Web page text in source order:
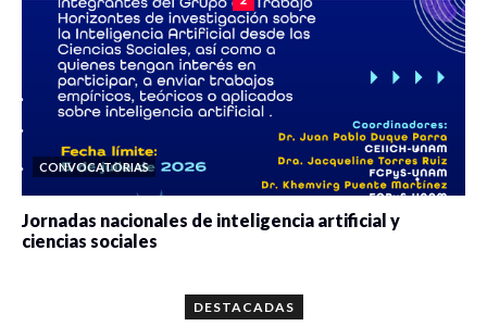
CONVOCATORIAS
Jornadas nacionales de inteligencia artificial y
ciencias sociales
DESTACADAS